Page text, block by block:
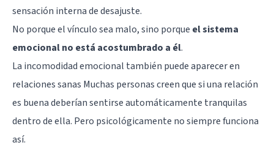
sensación interna de desajuste.
No porque el vínculo sea malo, sino porque el sistema
emocional no está acostumbrado a él.
La incomodidad emocional también puede aparecer en
relaciones sanas Muchas personas creen que si una relación
es buena deberían sentirse automáticamente tranquilas
dentro de ella. Pero psicológicamente no siempre funciona
así.